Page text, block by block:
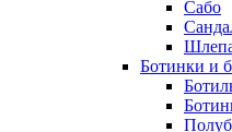
Сабо
Ботинки и